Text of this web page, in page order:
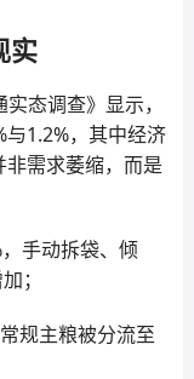
实
态调查》显示，
1.2%，其中经济
需求萎缩，而是
手动拆袋、倾
；
规主粮被分流至